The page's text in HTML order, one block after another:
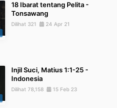
18 Ibarat tentang Pelita -
Tonsawang
Dilihat 321 24 Apr 21
Injil Suci, Matius 1:1-25 -
Indonesia
Dilihat 78,158 15 Feb 23